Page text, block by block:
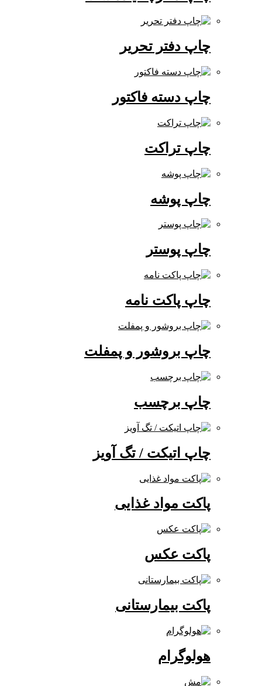
چاپ دفتر تحریر
چاپ دسته فاکتور
چاپ تراکت
چاپ پوشه
چاپ پوستر
چاپ پاکت نامه
چاپ بروشور و پمفلت
چاپ برچسب
چاپ اتیکت / تگ آویز
پاکت مواد غذایی
پاکت عکس
پاکت بیمارستانی
هولوگرام